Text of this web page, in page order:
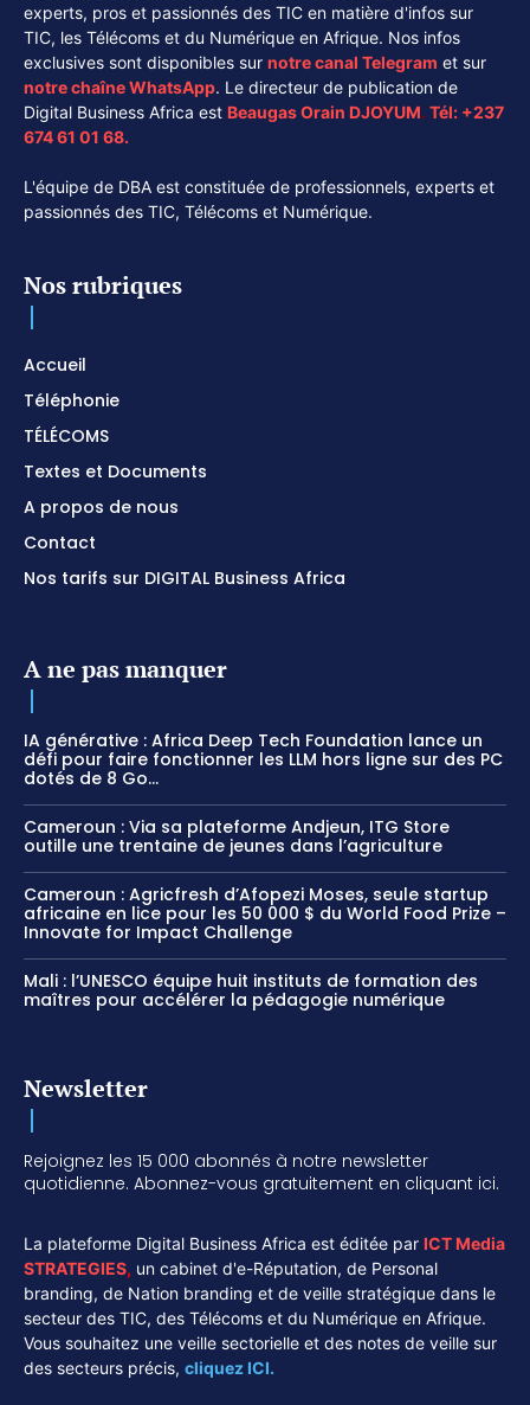
experts, pros et passionnés des TIC en matière d'infos sur
TIC, les Télécoms et du Numérique en Afrique. Nos infos
exclusives sont disponibles sur notre canal Telegram et sur
notre chaîneWhatsApp. Le directeur de publication de
Digital Business Africa est Beaugas Orain DJOYUM. Tél: +237
674 61 01 68.
L'équipe de DBA est constituée de professionnels, experts et
passionnés des TIC, Télécoms et Numérique.
Nos rubriques
Accueil
Téléphonie
TÉLÉCOMS
Textes et Documents
A propos de nous
Contact
Nos tarifs sur DIGITAL Business Africa
A ne pas manquer
IA générative : Africa Deep Tech Foundation lance un
défi pour faire fonctionner les LLM hors ligne sur des PC
dotés de 8 Go...
Cameroun : Via sa plateforme Andjeun, ITG Store
outille une trentaine de jeunes dans l’agriculture
Cameroun : Agricfresh d’Afopezi Moses, seule startup
africaine en lice pour les 50 000 $ du World Food Prize –
Innovate for Impact Challenge
Mali : l’UNESCO équipe huit instituts de formation des
maîtres pour accélérer la pédagogie numérique
Newsletter
Rejoignez les 15 000 abonnés à notre newsletter
quotidienne. Abonnez-vous gratuitement en cliquant ici.
La plateforme Digital Business Africa est éditée par ICT Media
STRATEGIES, un cabinet d'e-Réputation, de Personal
branding, de Nation branding et de veille stratégique dans le
secteur des TIC, des Télécoms et du Numérique en Afrique.
Vous souhaitez une veille sectorielle et des notes de veille sur
des secteurs précis, cliquez ICI.